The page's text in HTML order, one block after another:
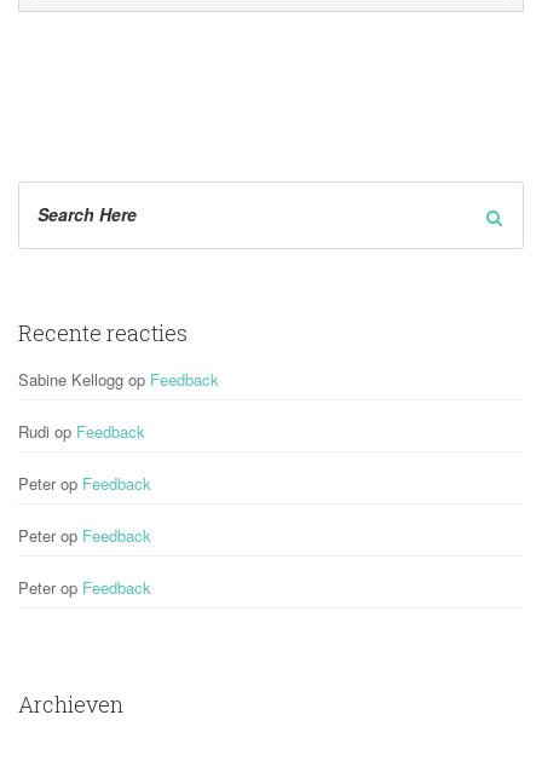
Recente reactie
Sabine Kellogg op Feedback
Rudi op Feedback
Peter op Feedback
Peter op Feedback
Peter op Feedback
Archieven